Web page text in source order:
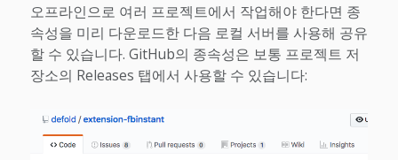
오프라인으로 여러 프로젝트에서 작업해야 한다면 종
속성을 미리 다운로드한 다음 로컬 서버를 사용해 공유
할 수 있습니다. GitHub의 종속성은 보통 프로젝트 저
장소의 Releases 탭에서 사용할 수 있습니다: